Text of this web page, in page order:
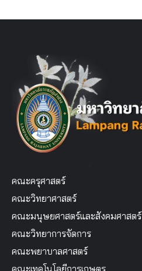
คณะครุศาสตร์
คณะวิทยาศาสตร์
คณะมนุษยศาสตร์และสังคมศาสตร์
คณะวิทยาการจัดการ
คณะพยาบาลศาสตร์